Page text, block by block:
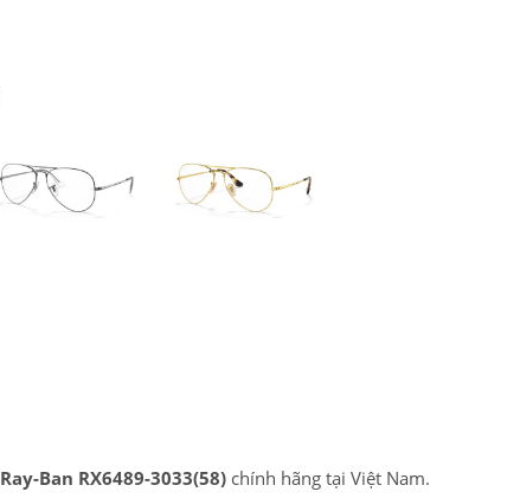
Ray-Ban RX6489-3033(58) chính hãng tại Việt Nam.